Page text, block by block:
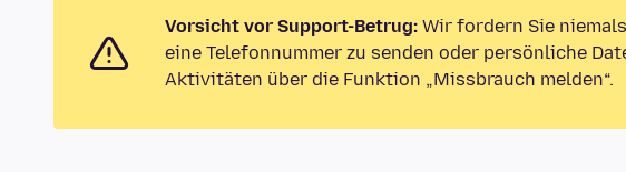
Vorsicht vor Support-Betrug: Wir fordern Sie
eine Telefonnummer zu senden oder persönliche
Aktivitäten über die Funktion „Missbrauch melden“.